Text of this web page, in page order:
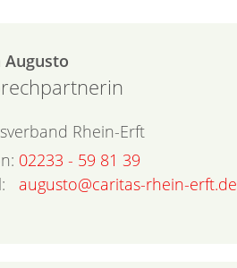
Augusto
Rhein-Erft
02233 - 59 81 39
augusto@caritas-rhein-erft.de